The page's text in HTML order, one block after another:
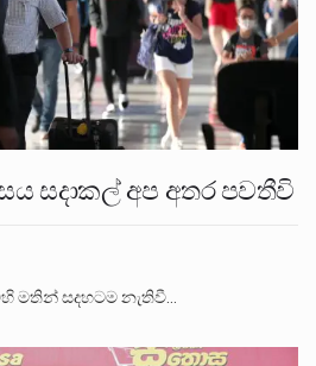
සදාකල් අප අතර පවතීවි
සදහටම නැතිවී…